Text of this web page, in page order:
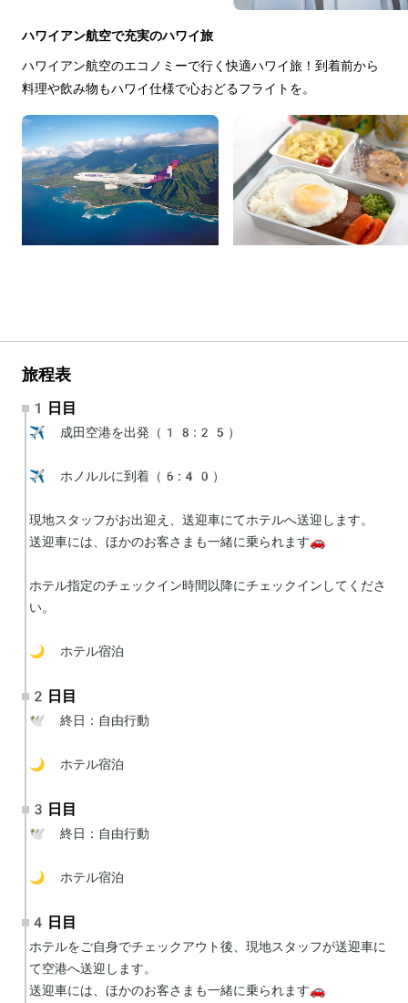
ハワイアン航空で充実のハワイ旅
ハワイアン航空のエコノミーで行く快適ハワイ旅！到着前から
料理や飲み物もハワイ仕様で心おどるフライトを。
旅程表
1日目
✈️ 成田空港を出発（18:25）
✈️ ホノルルに到着（6:40）
現地スタッフがお出迎え、送迎車にてホテルへ送迎します。
送迎車には、ほかのお客さまも一緒に乗られます🚗
ホテル指定のチェックイン時間以降にチェックインしてくださ
い。
🌙 ホテル宿泊
2日目
🕊 終日：自由行動
🌙 ホテル宿泊
3日目
🕊 終日：自由行動
🌙 ホテル宿泊
4日目
ホテルをご自身でチェックアウト後、現地スタッフが送迎車に
て空港へ送迎します。
送迎車には、ほかのお客さまも一緒に乗られます🚗